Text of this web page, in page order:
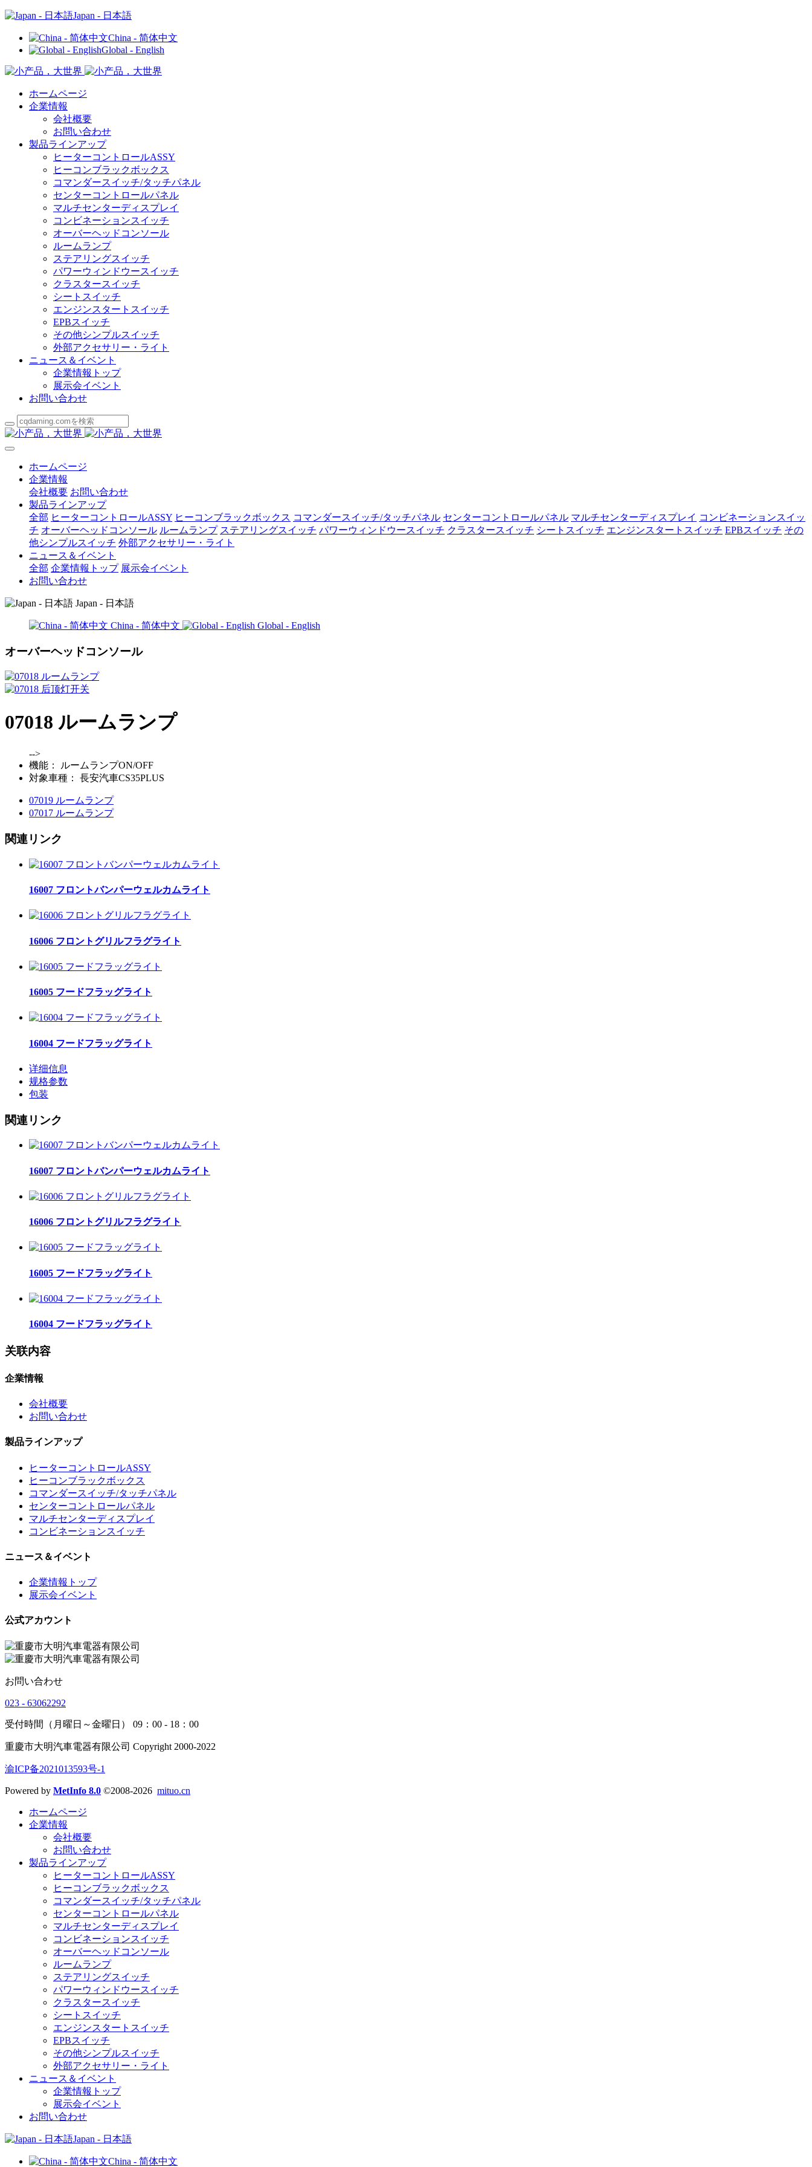
Japan - 日本語
China - 简体中文
Global - English
ホームページ
企業情報
会社概要
お問い合わせ
製品ラインアップ
ヒーターコントロールASSY
ヒーコンブラックボックス
コマンダースイッチ/タッチパネル
センターコントロールパネル
マルチセンターディスプレイ
コンビネーションスイッチ
オーバーヘッドコンソール
ルームランプ
ステアリングスイッチ
パワーウィンドウースイッチ
クラスタースイッチ
シートスイッチ
エンジンスタートスイッチ
EPBスイッチ
その他シンプルスイッチ
外部アクセサリー・ライト
ニュース＆イベント
企業情報トップ
展示会イベント
お問い合わせ
ホームページ
企業情報
会社概要 お問い合わせ
製品ラインアップ
全部 ヒーターコントロールASSY ヒーコンブラックボックス コマンダースイッチ/タッチパネル センターコントロールパネル マルチセンターディスプレイ コンビネーションスイッ
チ オーバーヘッドコンソール ルームランプ ステアリングスイッチ パワーウィンドウースイッチ クラスタースイッチ シートスイッチ エンジンスタートスイッチ EPBスイッチ その
他シンプルスイッチ 外部アクセサリー・ライト
ニュース＆イベント
全部 企業情報トップ 展示会イベント
お問い合わせ
Japan - 日本語
China - 简体中文 Global - English
オーバーヘッドコンソール
07018 ルームランプ
-->
機能：
ルームランプON/OFF
対象車種：
長安汽車CS35PLUS
07019 ルームランプ
07017 ルームランプ
関連リンク
16007 フロントバンパーウェルカムライト
16006 フロントグリルフラグライト
16005 フードフラッグライト
16004 フードフラッグライト
详细信息
规格参数
包装
関連リンク
16007 フロントバンパーウェルカムライト
16006 フロントグリルフラグライト
16005 フードフラッグライト
16004 フードフラッグライト
关联内容
企業情報
会社概要
お問い合わせ
製品ラインアップ
ヒーターコントロールASSY
ヒーコンブラックボックス
コマンダースイッチ/タッチパネル
センターコントロールパネル
マルチセンターディスプレイ
コンビネーションスイッチ
ニュース＆イベント
企業情報トップ
展示会イベント
公式アカウント
お問い合わせ
023 - 63062292
受付時間（月曜日～金曜日） 09：00 - 18：00
重慶市大明汽車電器有限公司 Copyright 2000-2022
渝ICP备2021013593号-1
Powered by MetInfo 8.0 ©2008-2026 mituo.cn
ホームページ
企業情報
会社概要
お問い合わせ
製品ラインアップ
ヒーターコントロールASSY
ヒーコンブラックボックス
コマンダースイッチ/タッチパネル
センターコントロールパネル
マルチセンターディスプレイ
コンビネーションスイッチ
オーバーヘッドコンソール
ルームランプ
ステアリングスイッチ
パワーウィンドウースイッチ
クラスタースイッチ
シートスイッチ
エンジンスタートスイッチ
EPBスイッチ
その他シンプルスイッチ
外部アクセサリー・ライト
ニュース＆イベント
企業情報トップ
展示会イベント
お問い合わせ
Japan - 日本語
China - 简体中文